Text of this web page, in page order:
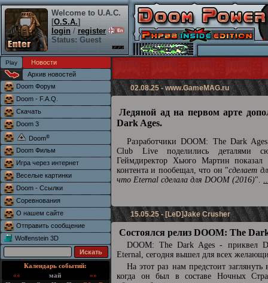
Welcome to U.A.C.
[O.S.A.]
login / register
Status: Guest
Новости
Архив новостей
Doom Форум
Doom - F.A.Q.
Скачать
Doom 3
Doom®
Doom Фильм
Игра через интернет
Веселые картинки
Doom - Ссылки
Соревнования
О нашем сайте
Отправить сообщение
Wolfenstein 3D
Календарь событий:
««
май
»»
02.08.25 -www.GameMAG.ru
Ледяной ад на первом арте
Dark Ages.
Разработчики DOOM: The Dark
Club Live поделились деталями
Геймдиректор Хьюго Мартин показал
контента и пообещал, что он "сделает
что Eternal сделала для DOOM (2016)".
15.05.25 - [LeD]Jake Crusher
Состоялся релиз DOOM: The
DOOM: The Dark Ages - приквел
Eternal, сегодня вышел для всех
На этот раз нам предстоит
когда он был в составе Ночных